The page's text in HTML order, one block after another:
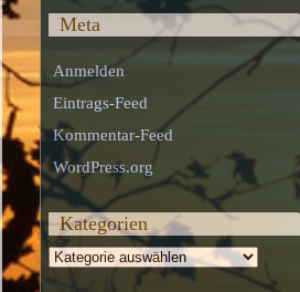
Meta
Anmelden
Eintrags-Feed
Kommentar-Feed
WordPress.org
Kategorien
Kategorien